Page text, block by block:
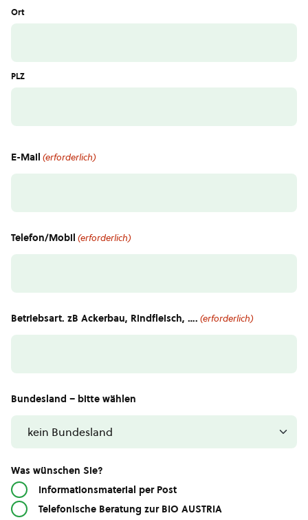
Ort
PLZ
E-Mail (erforderlich)
Telefon/Mobil (erforderlich)
Betriebsart. zB Ackerbau, Rindfleisch, …. (erforderlich)
Bundesland – bitte wählen
Was wünschen Sie?
Informationsmaterial per Post
Telefonische Beratung zur BIO AUSTRIA